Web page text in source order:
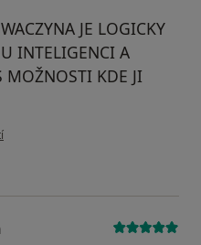
JE LOGICKY
INTELIGENCI A
MOŽNOSTI KDE JI
Váš účet byl odstraněn